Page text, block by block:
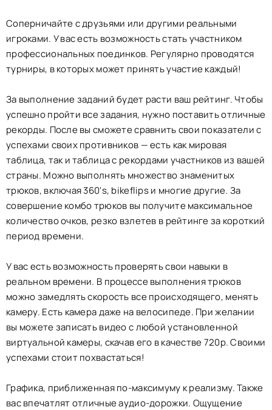
Соперничайте с друзьями или другими реальными
игроками. У вас есть возможность стать участником
профессиональных поединков. Регулярно проводятся
турниры, в которых может принять участие каждый!
За выполнение заданий будет расти ваш рейтинг. Чтобы
успешно пройти все задания, нужно поставить отличные
рекорды. После вы сможете сравнить свои показатели с
успехами своих противников — есть как мировая
таблица, так и таблица с рекордами участников из вашей
страны. Можно выполнять множество знаменитых
трюков, включая 360's, bikeflips и многие другие. За
совершение комбо трюков вы получите максимальное
количество очков, резко взлетев в рейтинге за короткий
период времени.
У вас есть возможность проверять свои навыки в
реальном времени. В процессе выполнения трюков
можно замедлять скорость все происходящего, менять
камеру. Есть камера даже на велосипеде. При желании
вы можете записать видео с любой установленной
виртуальной камеры, скачав его в качестве 720p. Своими
успехами стоит похвастаться!
Графика, приближенная по-максимуму к реализму. Также
вас впечатлят отличные аудио-дорожки. Ощущение